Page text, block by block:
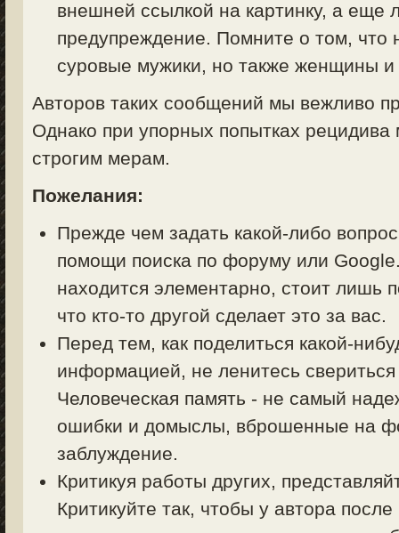
внешней ссылкой на картинку, а еще
предупреждение. Помните о том, что
суровые мужики, но также женщины и
Авторов таких сообщений мы вежливо
Однако при упорных попытках
строгим мерам.
Пожелания:
Прежде чем задать какой-либо
помощи поиска по форуму или
находится элементарно, стоит лишь
что кто-то другой сделает это за вас.
Перед тем, как поделиться какой-
информацией, не ленитесь
Человеческая память - не самый
ошибки и домыслы, вброшенные на
заблуждение.
Критикуя работы других,
Критикуйте так, чтобы у автора